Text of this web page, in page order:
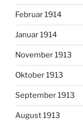
Februar 1914
Januar 1914
November 1913
Oktober 1913
September 1913
August 1913